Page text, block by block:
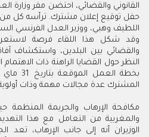
حفل توقيع إعلان مشترك. ترأسه كل من
اللطيف وهبي، ووزير العدل الفرنسي
وقد شكل هذا اللقاء فرصة
والقضائي بين البلدين، واستكشاف
النظر حول القضايا الراهنة ذات
المشترك عدة مجالات مهمة وذات
مكافحة الإرهاب والجريمة
والمغربية من التعامل مع هذا
الوزيران أنه إلى جانب الإرهاب، تعد